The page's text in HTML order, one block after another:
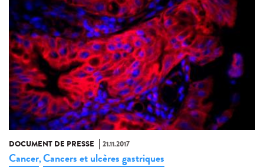
DOCUMENT DE PRESSE 21.11.2017
Cancer,Cancers et ulcères gastriques